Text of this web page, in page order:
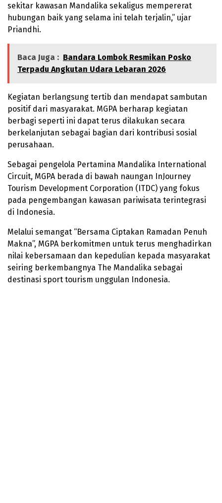
sekitar kawasan Mandalika sekaligus mempererat
hubungan baik yang selama ini telah terjalin,” ujar
Priandhi.
Baca Juga : Bandara Lombok Resmikan Posko
Terpadu Angkutan Udara Lebaran 2026
Kegiatan berlangsung tertib dan mendapat sambutan
positif dari masyarakat. MGPA berharap kegiatan
berbagi seperti ini dapat terus dilakukan secara
berkelanjutan sebagai bagian dari kontribusi sosial
perusahaan.
Sebagai pengelola Pertamina Mandalika International
Circuit, MGPA berada di bawah naungan InJourney
Tourism Development Corporation (ITDC) yang fokus
pada pengembangan kawasan pariwisata terintegrasi
di Indonesia.
Melalui semangat “Bersama Ciptakan Ramadan Penuh
Makna”, MGPA berkomitmen untuk terus menghadirkan
nilai kebersamaan dan kepedulian kepada masyarakat
seiring berkembangnya The Mandalika sebagai
destinasi sport tourism unggulan Indonesia.